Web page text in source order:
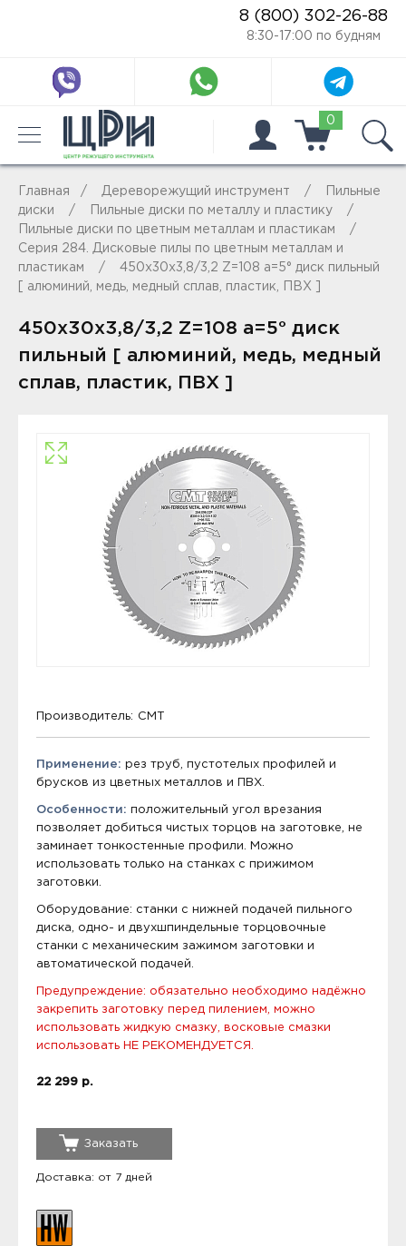
8 (800) 302-26-88
8:30-17:00 по будням
0
Главная Дереворежущий инструмент
Пильные
диски
Пильные диски по металлу и пластику
Пильные диски по цветным металлам и пластикам
Серия 284. Дисковые пилы по цветным металлам и
пластикам
450x30x3,8/3,2 Z=108 a=5° диск пильный
[ алюминий, медь, медный сплав, пластик, ПВХ ]
450x30x3,8/3,2 Z=108 a=5° диск
пильный [ алюминий, медь, медный
сплав, пластик, ПВХ ]
Производитель: CMT
Применение: рез труб, пустотелых профилей и
брусков из цветных металлов и ПВХ.
Особенности: положительный угол врезания
позволяет добиться чистых торцов на заготовке, не
заминает тонкостенные профили. Можно
использовать только на станках с прижимом
заготовки.
Оборудование: станки с нижней подачей пильного
диска, одно- и двухшпиндельные торцовочные
станки с механическим зажимом заготовки и
автоматической подачей.
Предупреждение: обязательно необходимо надёжно
закрепить заготовку перед пилением, можно
использовать жидкую смазку, восковые смазки
использовать НЕ РЕКОМЕНДУЕТСЯ.
22 299 р.
Заказать
Доставка: от 7 дней